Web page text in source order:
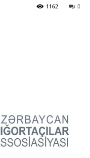
0
1162